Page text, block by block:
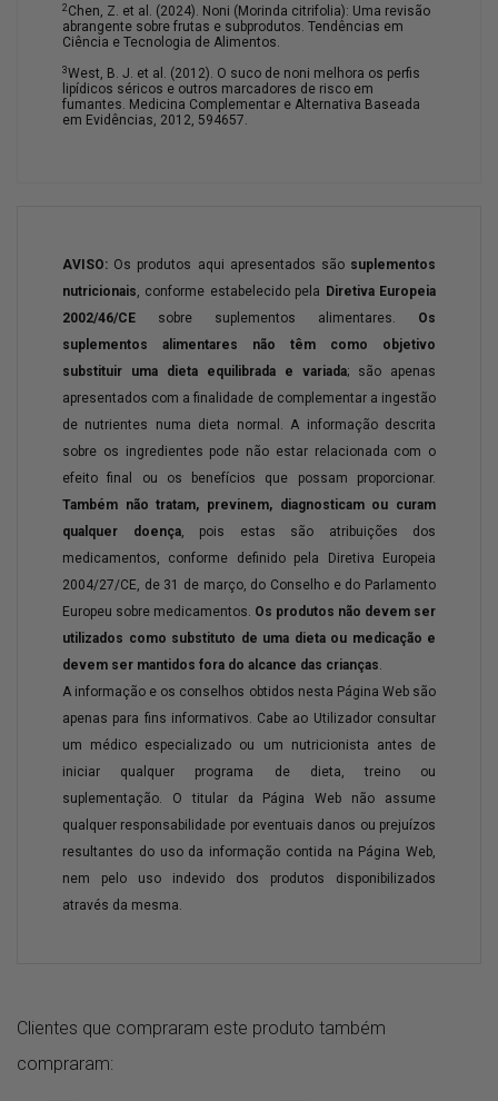
2 Chen, Z. et al. (2024). Noni (Morinda citrifolia): Uma revisão
abrangente sobre frutas e subprodutos. Tendências em
Ciência e Tecnologia de Alimentos.
3West, B. J. et al. (2012). O suco de noni melhora os perfis
lipídicos séricos e outros marcadores de risco em
fumantes. Medicina Complementar e Alternativa Baseada
em Evidências, 2012, 594657.
AVISO: Os produtos aqui apresentados são suplementos
nutricionais, conforme estabelecido pela Diretiva Europeia
2002/46/CE sobre suplementos alimentares. Os
suplementos alimentares não têm como objetivo
substituir uma dieta equilibrada e variada; são apenas
apresentados com a finalidade de complementar a ingestão
de nutrientes numa dieta normal. A informação descrita
sobre os ingredientes pode não estar relacionada com o
efeito final ou os benefícios que possam proporcionar.
Também não tratam, previnem, diagnosticam ou curam
qualquer doença, pois estas são atribuições dos
medicamentos, conforme definido pela Diretiva Europeia
2004/27/CE, de 31 de março, do Conselho e do Parlamento
Europeu sobre medicamentos. Os produtos não devem ser
utilizados como substituto de uma dieta ou medicação e
devem ser mantidos fora do alcance das crianças.
A informação e os conselhos obtidos nesta Página Web são
apenas para fins informativos. Cabe ao Utilizador consultar
um médico especializado ou um nutricionista antes de
iniciar qualquer programa de dieta, treino ou
suplementação. O titular da Página Web não assume
qualquer responsabilidade por eventuais danos ou prejuízos
resultantes do uso da informação contida na Página Web,
nem pelo uso indevido dos produtos disponibilizados
através da mesma.
Clientes que compraram este produto também
compraram: